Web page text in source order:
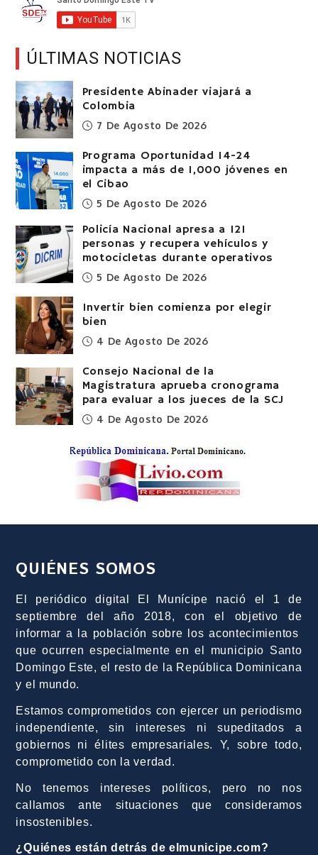
ÚLTIMAS NOTICIAS
Presidente Abinader viajará a
Colombia
7 De Agosto De 2026
Programa Oportunidad 14-24
impacta a más de 1,000 jóvenes en
el Cibao
5 De Agosto De 2026
Policía Nacional apresa a 121
personas y recupera vehículos y
motocicletas durante operativos
5 De Agosto De 2026
Invertir bien comienza por elegir
bien
4 De Agosto De 2026
Consejo Nacional de la
Magistratura aprueba cronograma
para evaluar a los jueces de la SCJ
4 De Agosto De 2026
QUIÉNES SOMOS
El periódico digital El Munícipe nació el 1 de
septiembre del año 2018, con el objetivo de
informar a la población sobre los acontecimientos
que ocurren especialmente en el municipio Santo
Domingo Este, el resto de la República Dominicana
y el mundo.
Estamos comprometidos con ejercer un periodismo
independiente, sin intereses ni supeditados a
gobiernos ni élites empresariales. Y, sobre todo,
comprometido con la verdad.
No tenemos intereses políticos, pero no nos
callamos ante situaciones que consideramos
insostenibles.
¿Quiénes están detrás de elmunicipe.com?